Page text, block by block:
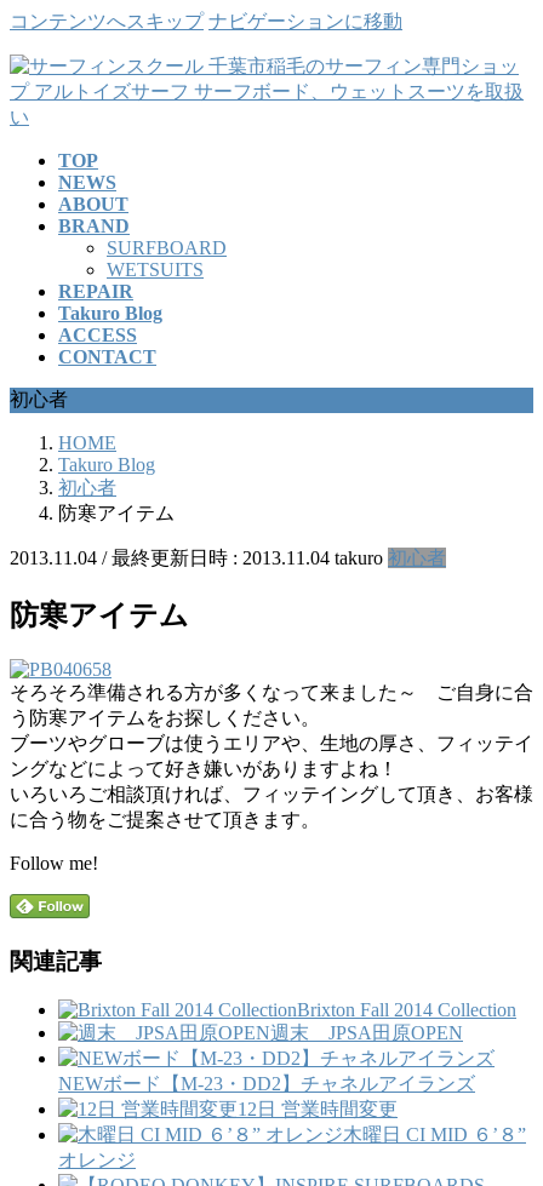
コンテンツへスキップ ナビゲーションに移動
TOP
NEWS
ABOUT
BRAND
SURFBOARD
WETSUITS
REPAIR
Takuro Blog
ACCESS
CONTACT
初心者
HOME
Takuro Blog
初心者
防寒アイテム
2013.11.04 / 最終更新日時 : 2013.11.04 takuro 初心者
防寒アイテム
そろそろ準備される方が多くなって来ました～ ご自身に合
う防寒アイテムをお探しください。
ブーツやグローブは使うエリアや、生地の厚さ、フィッテイ
ングなどによって好き嫌いがありますよね！
いろいろご相談頂ければ、フィッテイングして頂き、お客様
に合う物をご提案させて頂きます。
Follow me!
関連記事
Brixton Fall 2014 Collection
週末 JPSA田原OPEN
NEWボード【M-23・DD2】チャネルアイランズ
12日 営業時間変更
木曜日 CI MID ６’８”
オレンジ